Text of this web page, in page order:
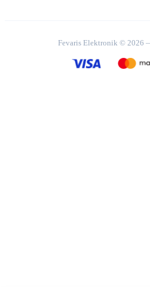
Fevaris Elektronik © 2026